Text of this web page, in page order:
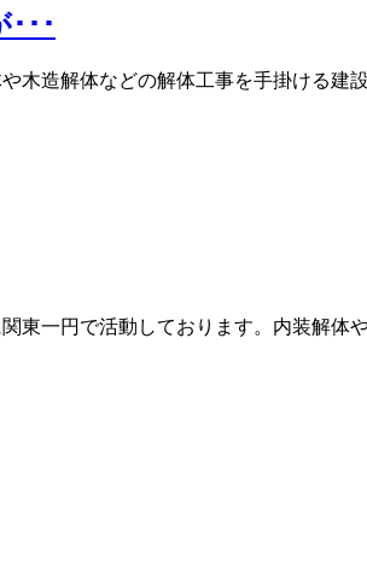
･･
木造解体などの解体工事を手掛ける
東一円で活動しております。内装解